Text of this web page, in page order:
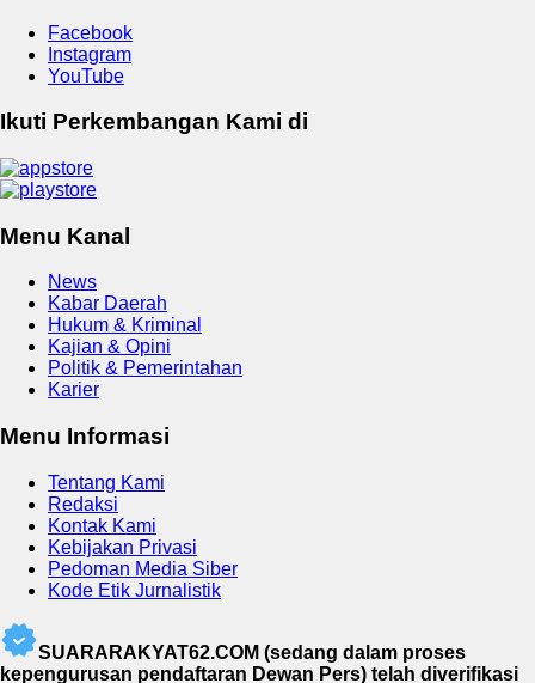
Facebook
Instagram
YouTube
Ikuti Perkembangan Kami di
Menu Kanal
News
Kabar Daerah
Hukum & Kriminal
Kajian & Opini
Politik & Pemerintahan
Karier
Menu Informasi
Tentang Kami
Redaksi
Kontak Kami
Kebijakan Privasi
Pedoman Media Siber
Kode Etik Jurnalistik
SUARARAKYAT62.COM (sedang dalam proses
kepengurusan pendaftaran Dewan Pers) telah diverifikasi